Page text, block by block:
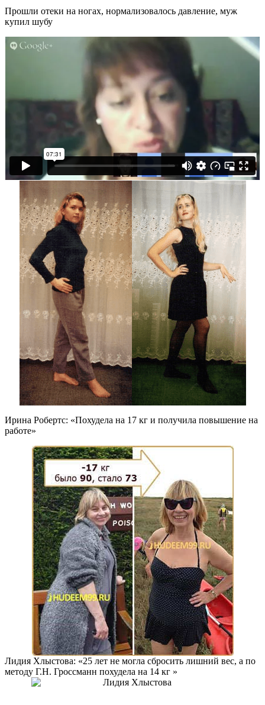
Прошли отеки на ногах, нормализовалось давление, муж
купил шубу
Ирина Робертс: «Похудела на 17 кг и получила повышение на
работе»
Лидия Хлыстова: «25 лет не могла сбросить лишний вес, а по
методу Г.Н. Гроссманн похудела на 14 кг »